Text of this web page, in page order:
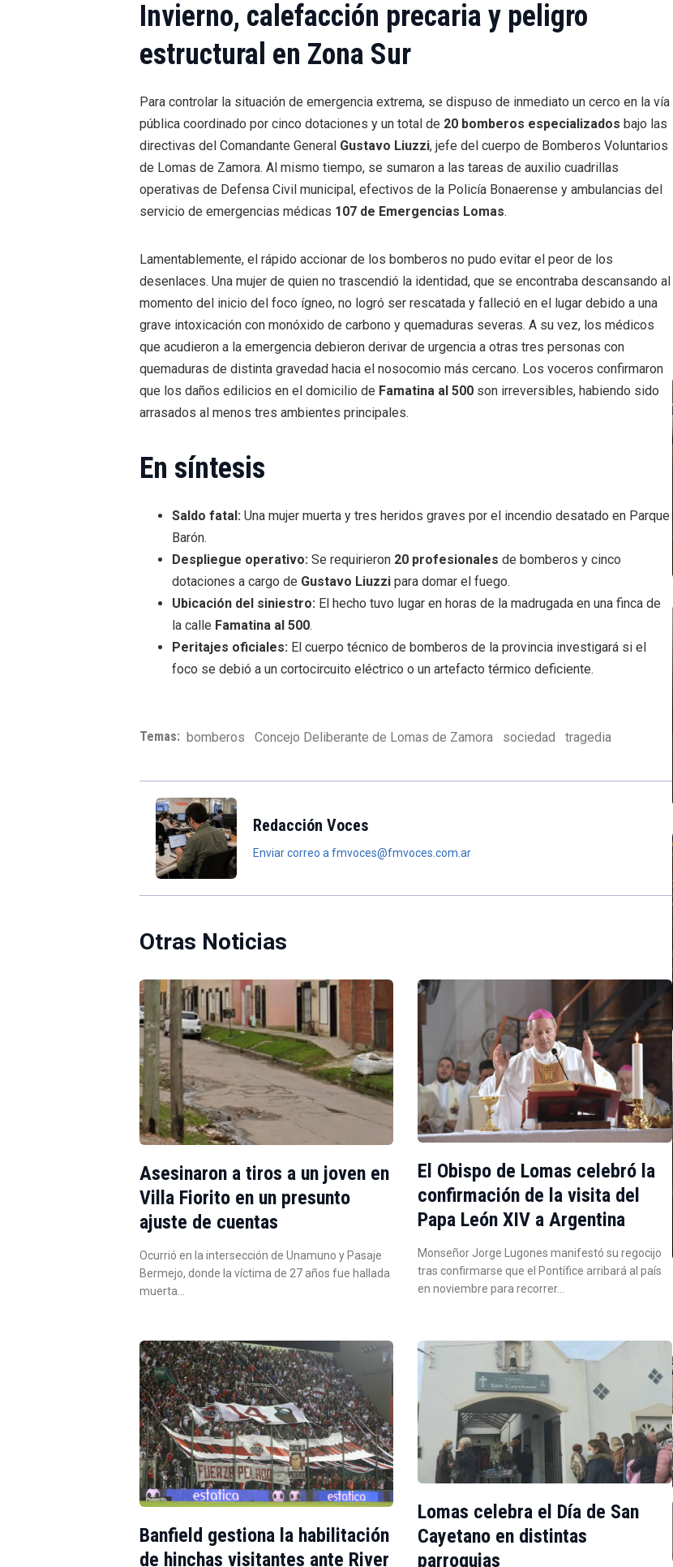
Invierno, calefacción precaria y peligro
estructural en Zona Sur
Para controlar la situación de emergencia extrema, se dispuso de inmediato un cerco en la vía
pública coordinado por cinco dotaciones y un total de 20 bomberos especializados bajo las
directivas del Comandante General Gustavo Liuzzi, jefe del cuerpo de Bomberos Voluntarios
de Lomas de Zamora. Al mismo tiempo, se sumaron a las tareas de auxilio cuadrillas
operativas de Defensa Civil municipal, efectivos de la Policía Bonaerense y ambulancias del
servicio de emergencias médicas 107 de Emergencias Lomas.
Lamentablemente, el rápido accionar de los bomberos no pudo evitar el peor de los
desenlaces. Una mujer de quien no trascendió la identidad, que se encontraba descansando al
momento del inicio del foco ígneo, no logró ser rescatada y falleció en el lugar debido a una
grave intoxicación con monóxido de carbono y quemaduras severas. A su vez, los médicos
que acudieron a la emergencia debieron derivar de urgencia a otras tres personas con
quemaduras de distinta gravedad hacia el nosocomio más cercano. Los voceros confirmaron
que los daños edilicios en el domicilio de Famatina al 500 son irreversibles, habiendo sido
arrasados al menos tres ambientes principales.
En síntesis
Saldo fatal: Una mujer muerta y tres heridos graves por el incendio desatado en Parque
Barón.
Despliegue operativo: Se requirieron 20 profesionales de bomberos y cinco
dotaciones a cargo de Gustavo Liuzzi para domar el fuego.
Ubicación del siniestro: El hecho tuvo lugar en horas de la madrugada en una finca de
la calle Famatina al 500.
Peritajes oficiales: El cuerpo técnico de bomberos de la provincia investigará si el
foco se debió a un cortocircuito eléctrico o un artefacto térmico deficiente.
Temas: bomberos Concejo Deliberante de Lomas de Zamora sociedad tragedia
Redacción Voces
Enviar correo a fmvoces@fmvoces.com.ar
Otras Noticias
Asesinaron a tiros a un joven en
Villa Fiorito en un presunto
ajuste de cuentas
Ocurrió en la intersección de Unamuno y Pasaje
Bermejo, donde la víctima de 27 años fue hallada
muerta…
El Obispo de Lomas celebró la
confirmación de la visita del
Papa León XIV a Argentina
Monseñor Jorge Lugones manifestó su regocijo
tras confirmarse que el Pontífice arribará al país
en noviembre para recorrer…
Banfield gestiona la habilitación
de hinchas visitantes ante River
Lomas celebra el Día de San
Cayetano en distintas
parroquias